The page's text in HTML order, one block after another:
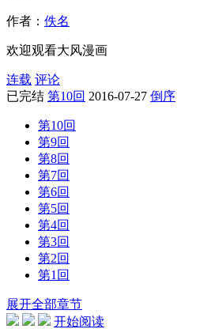
作者： 佚名
欢迎观看大风漫画
连载 评论
已完结 第10回 2016-07-27 倒序
第10回
第9回
第8回
第7回
第6回
第5回
第4回
第3回
第2回
第1回
展开全部章节
开始阅读